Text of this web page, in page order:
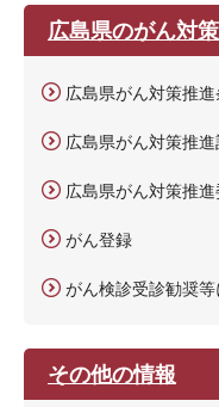
広島県のがん対策
広島県がん対策推進
広島県がん対策推
広島県がん対策推
がん登録
がん検診受診勧奨
その他の情報